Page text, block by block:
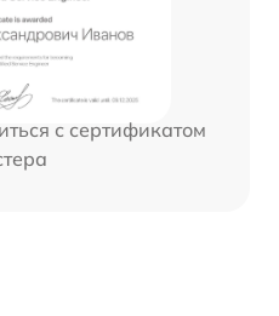
с сертификатом